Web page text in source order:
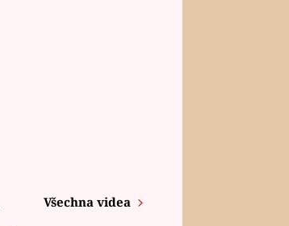
Všechna videa